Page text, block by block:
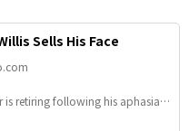
Sells His Face
is retiring following his aphasia